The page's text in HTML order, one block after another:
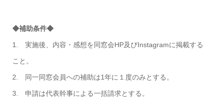
◆補助条件◆
1. 実施後、内容・感想を同窓会HP及びInstagramに掲載する
こと。
2. 同一同窓会員への補助は1年に１度のみとする。
3. 申請は代表幹事による一括請求とする。